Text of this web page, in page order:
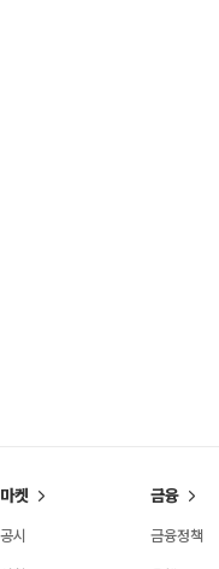
마켓
공시
금융
금융정책